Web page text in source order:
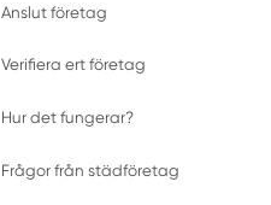
Anslut företag
Verifiera ert företag
Hur det fungerar?
Frågor från städföretag